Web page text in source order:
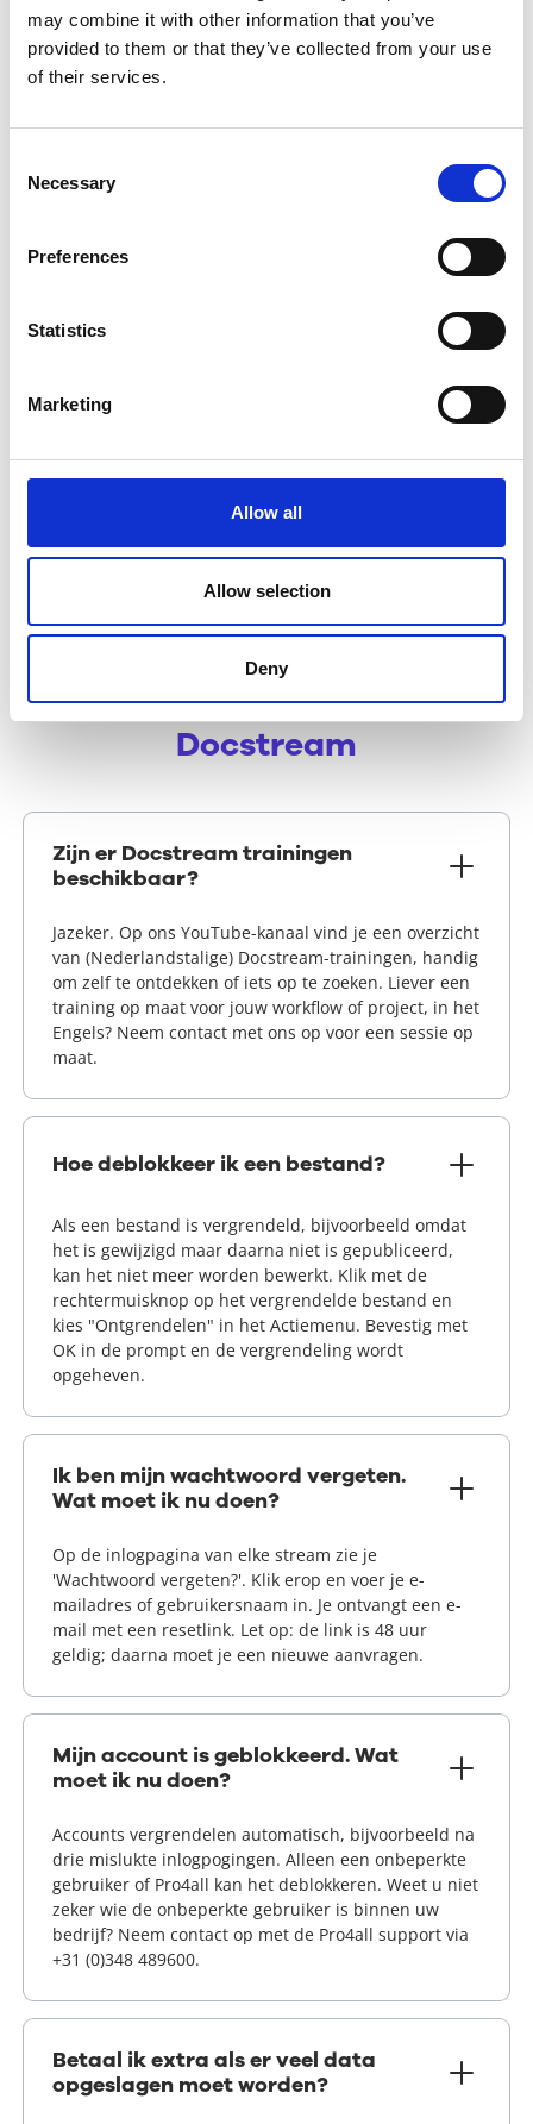
may combine it with other information that you’ve
provided to them or that they’ve collected from your use
of their services.
Selection
Necessary
Preferences
Statistics
Marketing
Allow all
Allow selection
Deny
Gebouwd in
Docstream is ontwikkeld in Nederland door een team
dat de bouw van binnenuit kent, en wordt volledig
binnen Europa gehost. Dat houdt kwaliteit, veiligheid
Duidelijke afspraken over databeheer, Europese
regelgeving en volledige transparantie over waar je
Meer over data safety
Veelgestelde vragenover
Docstream
Zijn er Docstream trainingen
beschikbaar?
Jazeker. Op ons YouTube-kanaal vind je een overzicht
van (Nederlandstalige) Docstream-trainingen, handig
om zelf te ontdekken of iets op te zoeken. Liever een
training op maat voor jouw workflow of project, in het
Engels? Neem contact met ons op voor een sessie op
maat.
Hoe deblokkeer ik een bestand?
Als een bestand is vergrendeld, bijvoorbeeld omdat
het is gewijzigd maar daarna niet is gepubliceerd,
kan het niet meer worden bewerkt. Klik met de
rechtermuisknop op het vergrendelde bestand en
kies "Ontgrendelen" in het Actiemenu. Bevestig met
OK in de prompt en de vergrendeling wordt
opgeheven.
Ik ben mijn wachtwoord vergeten.
Wat moet ik nu doen?
Op de inlogpagina van elke stream zie je
'Wachtwoord vergeten?'. Klik erop en voer je e-
mailadres of gebruikersnaam in. Je ontvangt een e-
mail met een resetlink. Let op: de link is 48 uur
geldig; daarna moet je een nieuwe aanvragen.
Mijn account is geblokkeerd. Wat
moet ik nu doen?
Accounts vergrendelen automatisch, bijvoorbeeld na
drie mislukte inlogpogingen. Alleen een onbeperkte
gebruiker of Pro4all kan het deblokkeren. Weet u niet
zeker wie de onbeperkte gebruiker is binnen uw
bedrijf? Neem contact op met de Pro4all support via
+31 (0)348 489600.
Betaal ik extra als er veel data
opgeslagen moet worden?